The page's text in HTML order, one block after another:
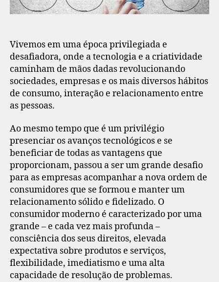
Vivemos em uma época privilegiada e
desafiadora, onde a tecnologia e a criatividade
caminham de mãos dadas revolucionando
sociedades, empresas e os mais diversos hábitos
de consumo, interação e relacionamento entre
as pessoas.
Ao mesmo tempo que é um privilégio
presenciar os avanços tecnológicos e se
beneficiar de todas as vantagens que
proporcionam, passou a ser um grande desafio
para as empresas acompanhar a nova ordem de
consumidores que se formou e manter um
relacionamento sólido e fidelizado. O
consumidor moderno é caracterizado por uma
grande – e cada vez mais profunda –
consciência dos seus direitos, elevada
expectativa sobre produtos e serviços,
flexibilidade, imediatismo e uma alta
capacidade de resolução de problemas.